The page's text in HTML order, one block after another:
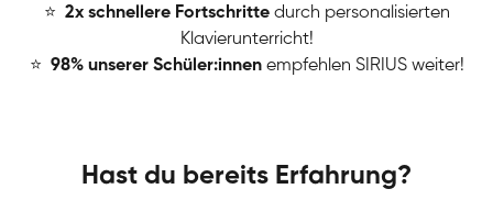
⭐ 2x schnellere Fortschritte durch personalisierten
Klavierunterricht!
⭐ 98% unserer Schüler:innen empfehlen SIRIUS weiter!
Hast du bereits Erfahrung?